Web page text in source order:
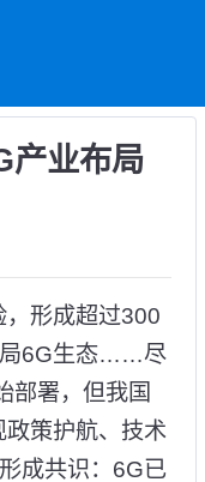
产业布局
形成超过300
局6G生态……尽
部署，但我国
策护航、技术
成共识：6G已